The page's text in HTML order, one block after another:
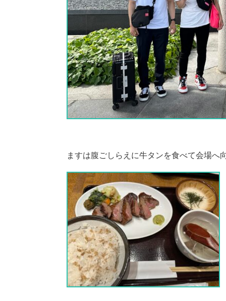
ますは腹ごしらえに牛タンを食べて会場へ